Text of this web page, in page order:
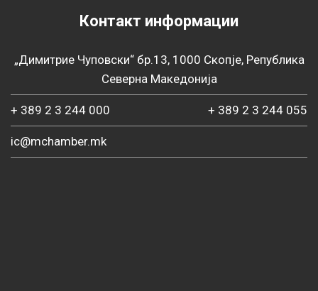
Контакт информации
„Димитрие Чуповски“ бр.13, 1000 Скопје, Република
Северна Македонија
+ 389 2 3 244 000 + 389 2 3 244 055
ic@mchamber.mk